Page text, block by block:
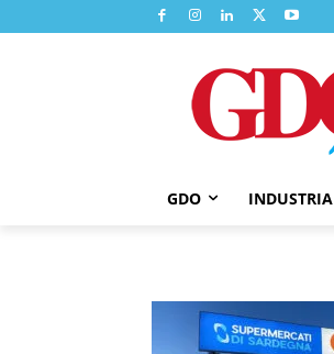
GDO INDUSTRIA